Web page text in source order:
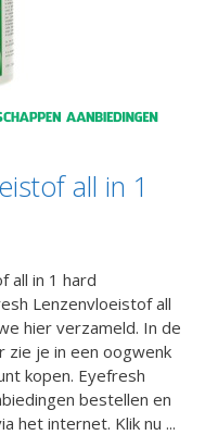
all in 1
all in 1 hard
Lenzenvloeistof all
hier verzameld. In de
zie je in een oogwenk
kopen. Eyefresh
bestellen en
het internet. Klik nu ...